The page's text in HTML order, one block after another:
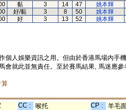
黏 3 14 47 姚本輝
好/黏 3 8 50 姚本輝
好 3 13 52 姚本輝
個人娛樂資訊之用。但由於香港馬場內
會就此並無責任。至於賽馬結果, 馬迷應參
算
CC : 喉托 CP :
羊毛